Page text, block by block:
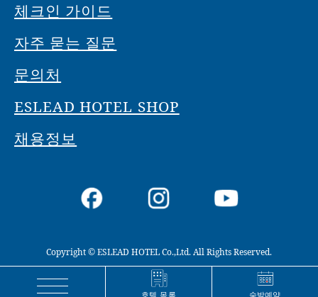
체크인 가이드
자주 묻는 질문
문의처
ESLEAD HOTEL SHOP
채용정보
Copyright © ESLEAD HOTEL Co.,Ltd. All Rights Reserved.
호텔 목록 숙박예약